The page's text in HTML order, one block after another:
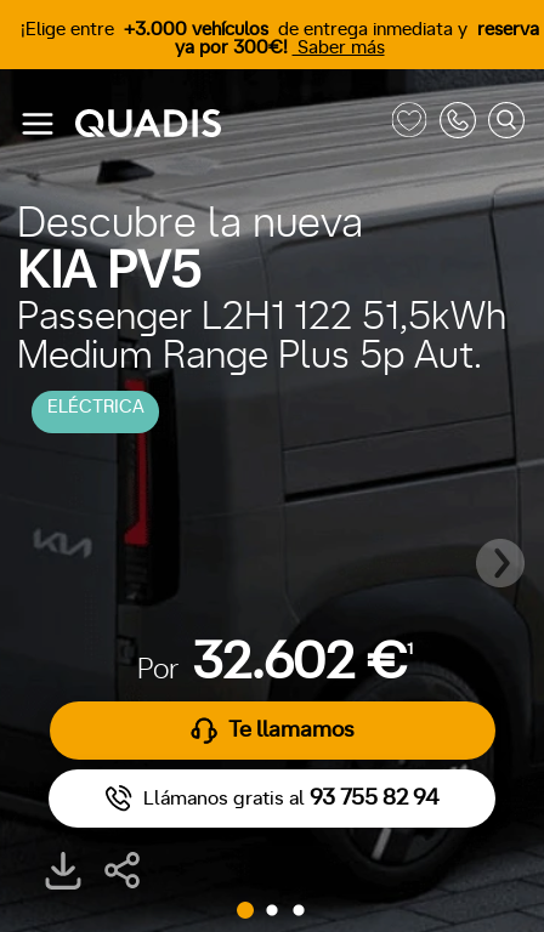
¡Elige entre +3.000 vehículos de entrega inmediata y reserva
ya por 300€! Saber más
Descubre la nueva
KIA PV5
ELÉCTRICA
Passenger L2H1 122 51,5kWh
Medium Range Plus 5p Aut.
Por 32.602 €1
Te llamamos
Llámanos gratis al 93 755 82 94